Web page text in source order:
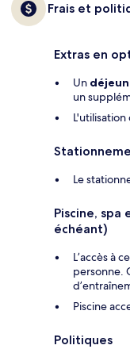
Frais et
Extras en
Un
un
L'utilisation
Le
Piscine,
échéant)
L’accès à
personne.
Piscine
Politiques